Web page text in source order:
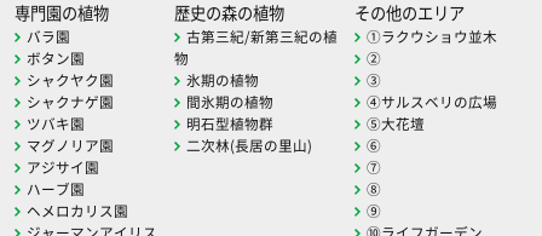
専門園の植物
バラ園
ボタン園
シャクヤク園
シャクナゲ園
ツバキ園
マグノリア園
アジサイ園
ハーブ園
ヘメロカリス園
歴史の森の植物
古第三紀/新第三紀の植
物
氷期の植物
間氷期の植物
明石型植物群
二次林(長居の里山)
その他のエリア
①ラクウショウ並木
②
③
④サルスベリの広場
⑤大花壇
⑥
⑦
⑧
⑨